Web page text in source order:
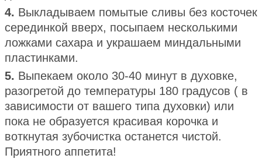
4. Выкладываем помытые сливы без косточек
серединкой вверх, посыпаем несколькими
ложками сахара и украшаем миндальными
пластинками.
5. Выпекаем около 30-40 минут в духовке,
разогретой до температуры 180 градусов ( в
зависимости от вашего типа духовки) или
пока не образуется красивая корочка и
воткнутая зубочистка останется чистой.
Приятного аппетита!